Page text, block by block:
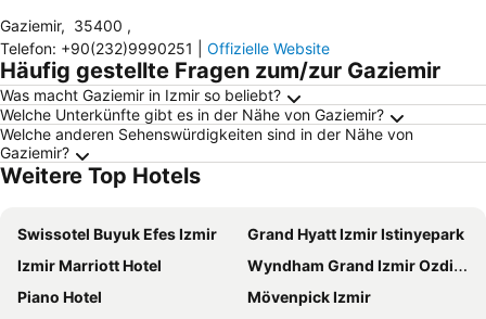
Gaziemir, 35400 ,
Telefon: +90(232)9990251 Offizielle Website
Häufig gestellte Fragen zum/zur Gaziemir
Was macht Gaziemir in Izmir so beliebt?
Welche Unterkünfte gibt es in der Nähe von Gaziemir?
Welche anderen Sehenswürdigkeiten sind in der Nähe von
Gaziemir?
Weitere Top Hotels
Swissotel Buyuk Efes Izmir
Grand Hyatt Izmir Istinyepark
Izmir Marriott Hotel
Wyndham Grand Izmir Ozdilek Thermal & Spa
Piano Hotel
Mövenpick Izmir